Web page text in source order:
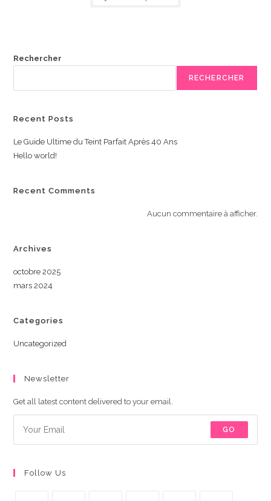
Rechercher
RECHERCHER
Recent Posts
Le Guide Ultime du Teint Parfait Après 40 Ans
Hello world!
Recent Comments
Aucun commentaire à afficher.
Archives
octobre 2025
mars 2024
Categories
Uncategorized
Newsletter
Get all latest content delivered to your email.
GO
Follow Us